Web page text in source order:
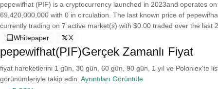
pepewifhat (PIF) is a cryptocurrency launched in 2023and operates
69,420,000,000 with 0 in circulation. The last known price of
currently trading on 7 active market(s) with $0.00 traded over the
Whitepaper
X
pepewifhat(PIF)Gerçek Zamanlı Fiyat
fiyat hareketlerini 1 gün, 30 gün, 60 gün, 90 gün, 1 yıl ve Poloniex'te
görünümleriyle takip edin. Ayrıntıları Görüntüle